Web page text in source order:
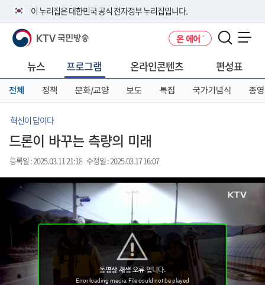
이 누리집은 대한민국 공식 전자정부 누리집입니다.
공식 누리집 주소 확인하기
니다.
이밖에 or.kr 또는 .kr등 다른 도메인 주소를 사용하고 있다면 아래 URL에
서 도메인 주소를 확인해 보세요
KTV 국민방송 온 에어
뉴스 프로그램 온라인콘텐츠 편성표
전체 정책 문화/교양 보도 특집 국가기념식 종영
혁신이 답이다
드론이 바꾸는 측량의 미래
등록일 : 2025.03.11 21:18 수정일 : 2025.03.17 16:07